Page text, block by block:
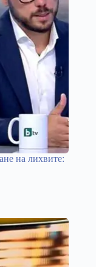
на лихвите: